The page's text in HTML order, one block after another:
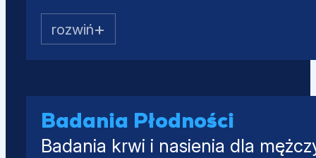
Kreatynina
Mocznik
Testosteron całkowity
SHBG
Albumina
PSA całkowity
Badania Płodności
Badania krwi i nasienia dla